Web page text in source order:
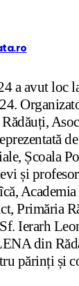
a avut loc
Școala
și
Primăria
Ierarh
din
părinți și